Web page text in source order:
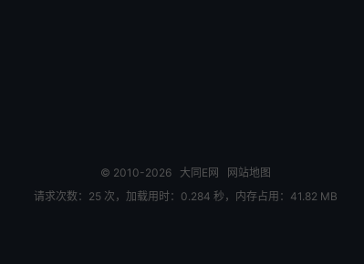
© 2010-2026 大同E网
网站地图
请求次数：25 次，加载用时：0.284 秒，内存占用：41.82 MB